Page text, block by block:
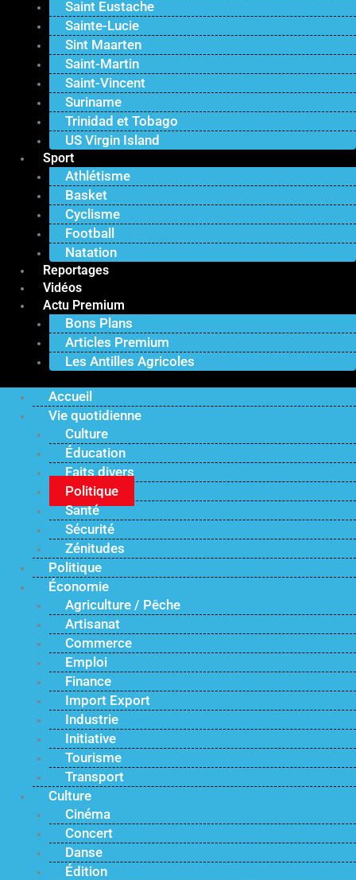
Saint Eustache
Sainte-Lucie
Sint Maarten
Saint-Martin
Saint-Vincent
Suriname
Trinidad et Tobago
US Virgin Island
Sport
Athlétisme
Basket
Cyclisme
Football
Natation
Reportages
Vidéos
Actu Premium
Bons Plans
Articles Premium
Les Antilles Agricoles
Accueil
Vie quotidienne
Culture
Éducation
Faits divers
Politique
Santé
Sécurité
Zénitudes
Politique
Économie
Agriculture / Pêche
Artisanat
Commerce
Emploi
Finance
Import Export
Industrie
Initiative
Tourisme
Transport
Culture
Cinéma
Concert
Danse
Édition